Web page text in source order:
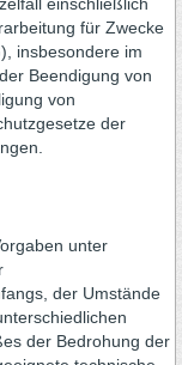
für Zwecke
insbesondere im
Beendigung von
von
der
unter
der Umstände
der Bedrohung der